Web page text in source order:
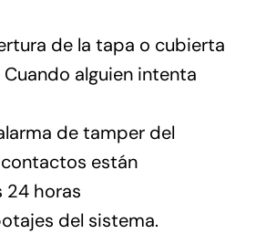
de la tapa o cubierta
alguien intenta
de tamper del
están
24 horas
del sistema.